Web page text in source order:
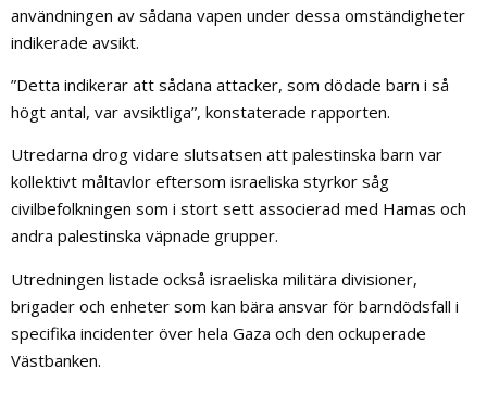
användningen av sådana vapen under dessa omständigheter
indikerade avsikt.
”Detta indikerar att sådana attacker, som dödade barn i så
högt antal, var avsiktliga”, konstaterade rapporten.
Utredarna drog vidare slutsatsen att palestinska barn var
kollektivt måltavlor eftersom israeliska styrkor såg
civilbefolkningen som i stort sett associerad med Hamas och
andra palestinska väpnade grupper.
Utredningen listade också israeliska militära divisioner,
brigader och enheter som kan bära ansvar för barndödsfall i
specifika incidenter över hela Gaza och den ockuperade
Västbanken.